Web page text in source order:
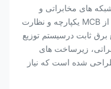
های مخابراتی و
زیرساخت های ارتباطی با SPD حفاظت از MCB یکپارچه و نظارت
ثابت درسیستم توزیع
زیرساخت های
شده است که نیاز